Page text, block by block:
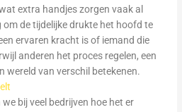
extra handjes zorgen vaak al
de tijdelijke drukte het hoofd te
ervaren kracht is of iemand die
anderen het proces regelen, een
wereld van verschil betekenen.
bij veel bedrijven hoe het er